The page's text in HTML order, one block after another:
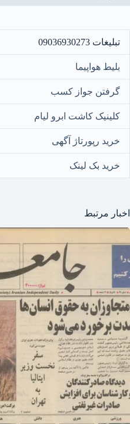
تبلیغات 09036930273
بلیط هواپیما
گرفتن جواز کسب
کلینیک کاشت ابرو لیام
خرید رپورتاژ آگهی
خرید بک لینک
اخبار مرتبط